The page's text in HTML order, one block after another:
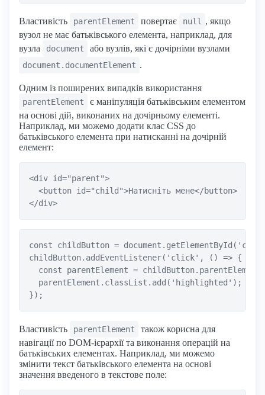
Властивість parentElement повертає null
, якщо
вузол не має батьківського елемента, наприклад, для
вузла
document або вузлів, які є дочірніми вузлами
document.documentElement .
Одним із поширених випадків використання
parentElement
є маніпуляція батьківським елементом
на основі дій, виконаних на дочірньому елементі.
Наприклад, ми можемо додати клас CSS до
батьківського елемента при натисканні на дочірній
елемент:
<div id="parent">
  <button id="child">Натисніть мене</button>
const childButton =
childButton.addEventListener('click', () => {
  const parentElement = childButton.parentElement;
  parentElement.classList.add('highlighted');
Властивість parentElement
також корисна для
навігації по DOM-ієрархії та виконання операцій на
батьківських елементах. Наприклад, ми можемо
змінити текст батьківського елемента на основі
значення введеного в текстове поле: